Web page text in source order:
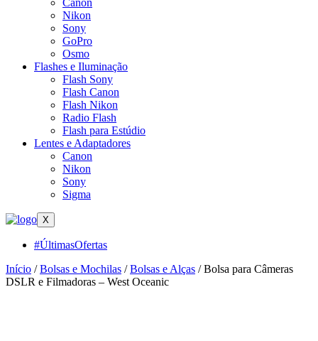
Canon
Nikon
Sony
GoPro
Osmo
Flashes e Iluminação
Flash Sony
Flash Canon
Flash Nikon
Radio Flash
Flash para Estúdio
Lentes e Adaptadores
Canon
Nikon
Sony
Sigma
X
#ÚltimasOfertas
Início /Bolsas e Mochilas /Bolsas e Alças / Bolsa para Câmeras
DSLR e Filmadoras – West Oceanic